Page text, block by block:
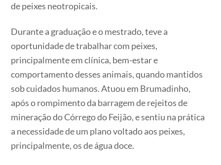
de peixes neotropicais.
Durante a graduação e o mestrado, teve a
oportunidade de trabalhar com peixes,
principalmente em clínica, bem-estar e
comportamento desses animais, quando mantidos
sob cuidados humanos. Atuou em Brumadinho,
após o rompimento da barragem de rejeitos de
mineração do Córrego do Feijão, e sentiu na prática
a necessidade de um plano voltado aos peixes,
principalmente, os de água doce.